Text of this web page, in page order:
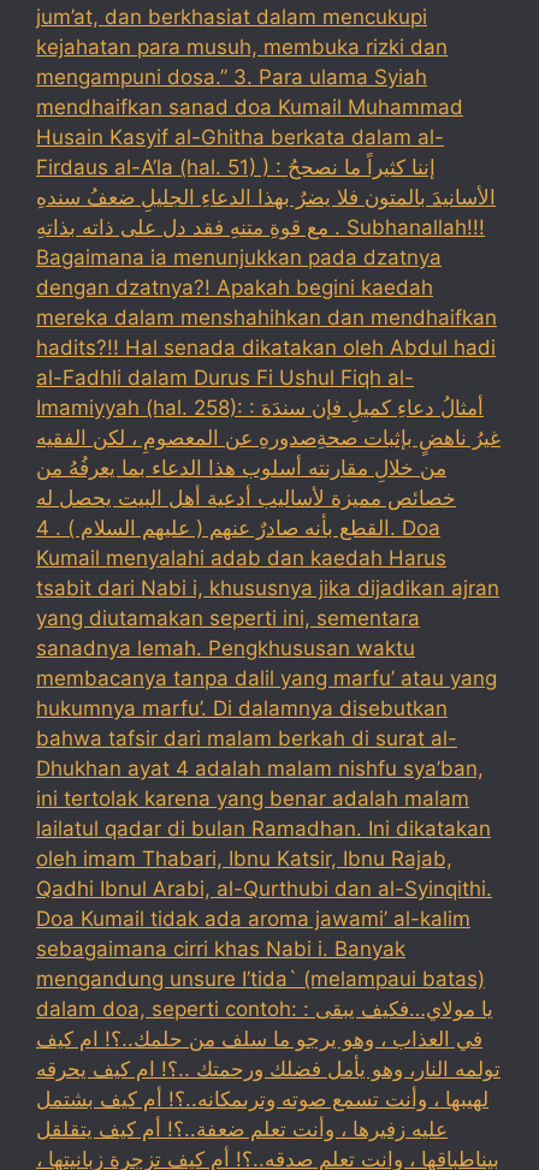
jum’at, dan berkhasiat dalam mencukupi
kejahatan para musuh, membuka rizki dan
mengampuni dosa.” 3. Para ulama Syiah
mendhaifkan sanad doa Kumail Muhammad
Husain Kasyif al-Ghitha berkata dalam al-
Firdaus al-A’la (hal. 51) ) : إننا كثيراً ما نصححُ
الأسانيدَ بالمتون فلا يضرُ بهذا الدعاءِ الجليلِ ضعفُ سندهِ
مع قوةِ متنهِ فقد دل على ذاته بذاتهِ . Subhanallah!!!
Bagaimana ia menunjukkan pada dzatnya
dengan dzatnya?! Apakah begini kaedah
mereka dalam menshahihkan dan mendhaifkan
hadits?!! Hal senada dikatakan oleh Abdul hadi
al-Fadhli dalam Durus Fi Ushul Fiqh al-
Imamiyyah (hal. 258): : أمثالُ دعاءِ كميلِ فإن سندَهَ
غيرُ ناهضٍ بإثبات صحةِصدورهِ عن المعصومِ ، لكن الفقيه
من خلالِ مقارنته أسلوب هذا الدعاء بما يعرفُهُ من
خصائص مميزة لأساليب أدعية أهل البيت يحصل له
القطع بأنه صادرٌ عنهم ( عليهم السلام ) . 4. Doa
Kumail menyalahi adab dan kaedah Harus
tsabit dari Nabi i, khususnya jika dijadikan ajran
yang diutamakan seperti ini, sementara
sanadnya lemah. Pengkhususan waktu
membacanya tanpa dalil yang marfu’ atau yang
hukumnya marfu’. Di dalamnya disebutkan
bahwa tafsir dari malam berkah di surat al-
Dhukhan ayat 4 adalah malam nishfu sya’ban,
ini tertolak karena yang benar adalah malam
lailatul qadar di bulan Ramadhan. Ini dikatakan
oleh imam Thabari, Ibnu Katsir, Ibnu Rajab,
Qadhi Ibnul Arabi, al-Qurthubi dan al-Syinqithi.
Doa Kumail tidak ada aroma jawami’ al-kalim
sebagaimana cirri khas Nabi i. Banyak
mengandung unsure I’tida` (melampaui batas)
dalam doa, seperti contoh: : يا مولاي…فكيف يبقى
في العذاب ، وهو يرجو ما سلف من حلمك..؟! ام كيف
تولمه النار، وهو يأمل فضلك ورحمتك ..؟! ام كيف يحرقه
لهيبها ، وأنت تسمع صوته وترىمكانه..؟! أم كيف بشتمل
عليه زفيرها ، وأنت تعلم ضعفة..؟! أم كيف يتقلقل
بيناطباقها ، وانت تعلم صدقه..؟! أم كيف تزجرة زبانيتها ،